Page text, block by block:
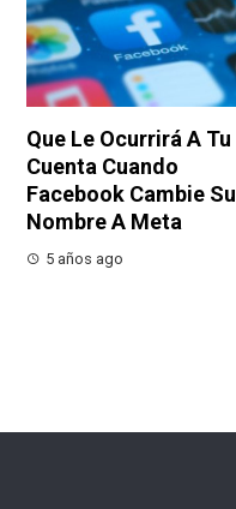
Que Le Ocurrirá A Tu
Cuenta Cuando
Facebook Cambie Su
Nombre A Meta
5 años ago